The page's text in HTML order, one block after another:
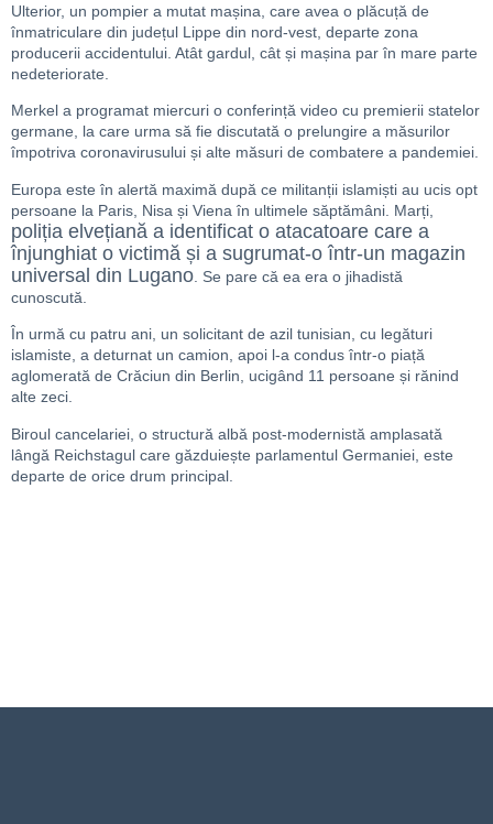
Ulterior, un pompier a mutat mașina, care avea o plăcuță de
înmatriculare din județul Lippe din nord-vest, departe zona
producerii accidentului. Atât gardul, cât și mașina par în mare parte
nedeteriorate.
Merkel a programat miercuri o conferință video cu premierii statelor
germane, la care urma să fie discutată o prelungire a măsurilor
împotriva coronavirusului și alte măsuri de combatere a pandemiei.
Europa este în alertă maximă după ce militanții islamiști au ucis opt
persoane la Paris, Nisa și Viena în ultimele săptămâni. Marți,
poliția elvețiană a identificat o atacatoare care a
înjunghiat o victimă și a sugrumat-o într-un magazin
universal din Lugano . Se pare că ea era o jihadistă
cunoscută.
În urmă cu patru ani, un solicitant de azil tunisian, cu legături
islamiste, a deturnat un camion, apoi l-a condus într-o piață
aglomerată de Crăciun din Berlin, ucigând 11 persoane și rănind
alte zeci.
Biroul cancelariei, o structură albă post-modernistă amplasată
lângă Reichstagul care găzduiește parlamentul Germaniei, este
departe de orice drum principal.